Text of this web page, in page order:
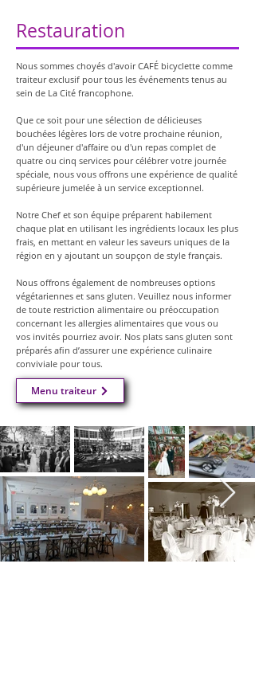
Restauration
Nous sommes choyés d'avoir CAFÉ bicyclette comme
traiteur exclusif pour tous les événements tenus au
sein de La Cité francophone.
Que ce soit pour une sélection de délicieuses
bouchées légères lors de votre prochaine réunion,
d'un déjeuner d'affaire ou d'un repas complet de
quatre ou cinq services pour célébrer votre journée
spéciale, nous vous offrons une expérience de qualité
supérieure jumelée à un service exceptionnel.
Notre Chef et son équipe préparent habilement
chaque plat en utilisant les ingrédients locaux les plus
frais, en mettant en valeur les saveurs uniques de la
région en y ajoutant un soupçon de style français.
Nous offrons également de nombreuses options
végétariennes et sans gluten. Veuillez nous informer
de toute restriction alimentaire ou préoccupation
concernant les allergies alimentaires que vous ou
vos invités pourriez avoir. Nos plats sans gluten sont
préparés afin d’assurer une expérience culinaire
conviviale pour tous.
Menu traiteur